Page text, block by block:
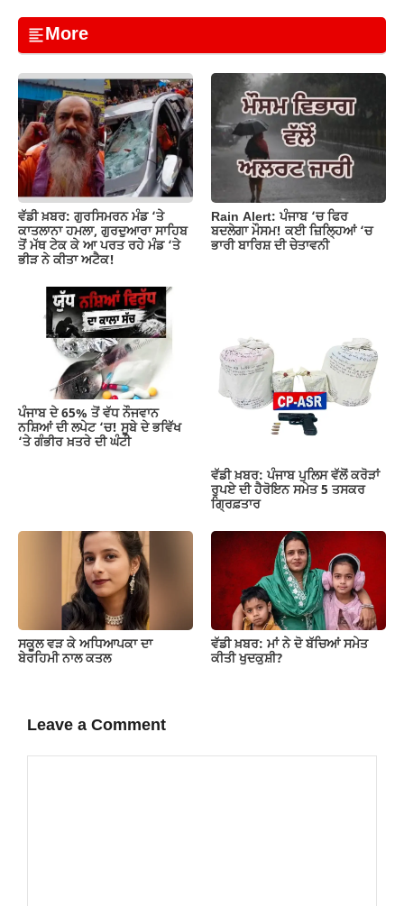
c
e
b
o
o
k
at
s
A
p
p
gr
a
m
y
Li
n
k
e
More
ਵੱਡੀ ਖ਼ਬਰ: ਗੁਰਸਿਮਰਨ ਮੰਡ ‘ਤੇ
ਕਾਤਲਾਨਾ ਹਮਲਾ, ਗੁਰਦੁਆਰਾ ਸਾਹਿਬ
ਤੋਂ ਮੱਥ ਟੇਕ ਕੇ ਆ ਪਰਤ ਰਹੇ ਮੰਡ ‘ਤੇ
ਭੀੜ ਨੇ ਕੀਤਾ ਅਟੈਕ!
Rain Alert: ਪੰਜਾਬ ‘ਚ ਫਿਰ
ਬਦਲੇਗਾ ਮੌਸਮ! ਕਈ ਜ਼ਿਲ੍ਹਿਆਂ ‘ਚ
ਭਾਰੀ ਬਾਰਿਸ਼ ਦੀ ਚੇਤਾਵਨੀ
ਪੰਜਾਬ ਦੇ 65% ਤੋਂ ਵੱਧ ਨੌਜਵਾਨ
ਨਸ਼ਿਆਂ ਦੀ ਲਪੇਟ ‘ਚ! ਸੂਬੇ ਦੇ ਭਵਿੱਖ
‘ਤੇ ਗੰਭੀਰ ਖ਼ਤਰੇ ਦੀ ਘੰਟੀ
ਵੱਡੀ ਖ਼ਬਰ: ਪੰਜਾਬ ਪੁਲਿਸ ਵੱਲੋਂ ਕਰੋੜਾਂ
ਰੁਪਏ ਦੀ ਹੈਰੋਇਨ ਸਮੇਤ 5 ਤਸਕਰ
ਗ੍ਰਿਫ਼ਤਾਰ
ਸਕੂਲ ਵੜ ਕੇ ਅਧਿਆਪਕਾ ਦਾ
ਬੇਰਹਿਮੀ ਨਾਲ ਕਤਲ
ਵੱਡੀ ਖ਼ਬਰ: ਮਾਂ ਨੇ ਦੋ ਬੱਚਿਆਂ ਸਮੇਤ
ਕੀਤੀ ਖੁਦਕੁਸ਼ੀ?
Leave a Comment